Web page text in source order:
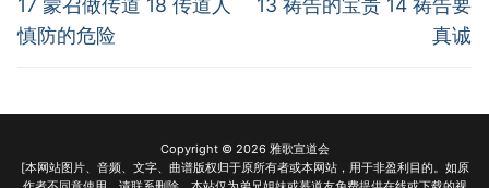
post:
17 蒙召做传道 18 传道人
慎防的危险
13 祷告的宝贵 14 祷告要
真诚
Copyright © 2026 雅歌宣道会
[本网站图片、音频、文字、曲谱版权归于原所有者或本网站，用于非盈利目的。如原